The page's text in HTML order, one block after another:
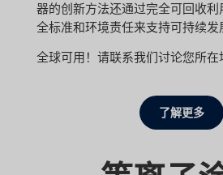
器的创新方法还通过完全可回收利
全标准和环境责任来支持可持续发
全球可用！请联系我们讨论您所在
了解更多